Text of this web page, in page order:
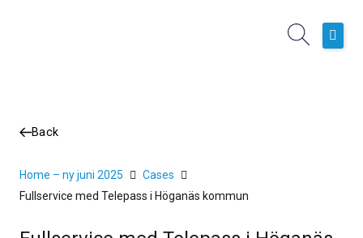
Boknings- och planeringssystem
Kundcase
Home – ny juni 2025
Cases
Fullservice med Telepass i Höganäs kommun
Back